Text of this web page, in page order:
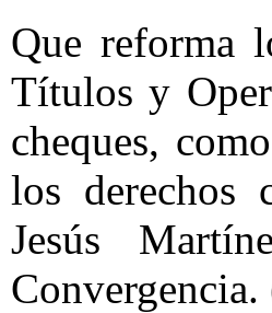
Que reforma
Títulos y
cheques,
los derechos
Jesús